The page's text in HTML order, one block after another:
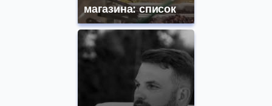
магазина: список